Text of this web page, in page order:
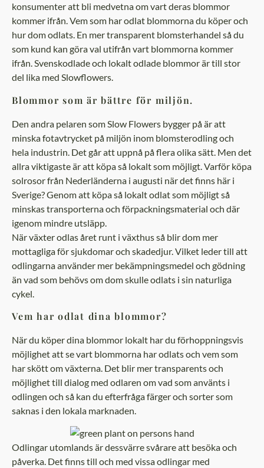
konsumenter att bli medvetna om vart deras blommor
kommer ifrån. Vem som har odlat blommorna du köper och
hur dom odlats. En mer transparent blomsterhandel så du
som kund kan göra val utifrån vart blommorna kommer
ifrån. Svenskodlade och lokalt odlade blommor är till stor
del lika med Slowflowers.
Blommor som är bättre för miljön.
Den andra pelaren som Slow Flowers bygger på är att
minska fotavtrycket på miljön inom blomsterodling och
hela industrin. Det går att uppnå på flera olika sätt. Men det
allra viktigaste är att köpa så lokalt som möjligt. Varför köpa
solrosor från Nederländerna i augusti när det finns här i
Sverige? Genom att köpa så lokalt odlat som möjligt så
minskas transporterna och förpackningsmaterial och där
igenom mindre utsläpp.
När växter odlas året runt i växthus så blir dom mer
mottagliga för sjukdomar och skadedjur. Vilket leder till att
odlingarna använder mer bekämpningsmedel och gödning
än vad som behövs om dom skulle odlats i sin naturliga
cykel.
Vem har odlat dina blommor?
När du köper dina blommor lokalt har du förhoppningsvis
möjlighet att se vart blommorna har odlats och vem som
har skött om växterna. Det blir mer transparents och
möjlighet till dialog med odlaren om vad som använts i
odlingen och så kan du efterfråga färger och sorter som
saknas i den lokala marknaden.
Odlingar utomlands är dessvärre svårare att besöka och
påverka. Det finns till och med vissa odlingar med